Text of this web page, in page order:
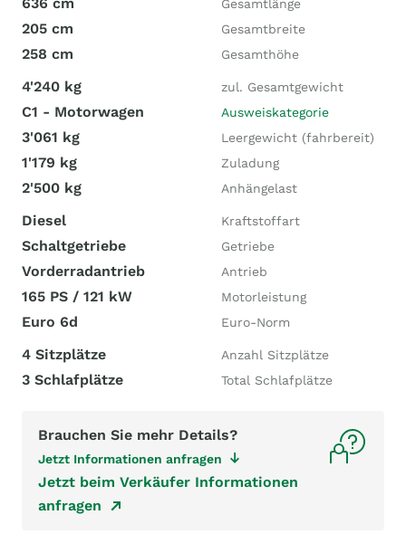
Gesamtlänge
205 cm Gesamtbreite
258 cm Gesamthöhe
4'240 kg zul. Gesamtgewicht
C1 - Motorwagen Ausweiskategorie
3'061 kg Leergewicht (fahrbereit)
1'179 kg Zuladung
2'500 kg Anhängelast
Diesel Kraftstoffart
Schaltgetriebe Getriebe
Vorderradantrieb Antrieb
165 PS / 121 kW Motorleistung
Euro 6d Euro-Norm
4 Sitzplätze Anzahl Sitzplätze
3 Schlafplätze Total Schlafplätze
Brauchen Sie mehr Details?
Jetzt Informationen anfragen
Jetzt beim Verkäufer Informationen
anfragen